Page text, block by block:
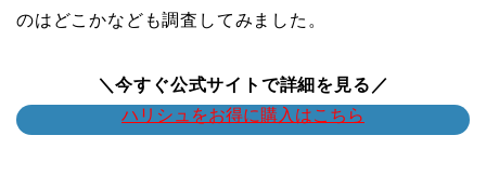
のはどこかなども調査してみました。
＼今すぐ公式サイトで詳細を見る／
ハリシュをお得に購入はこちら